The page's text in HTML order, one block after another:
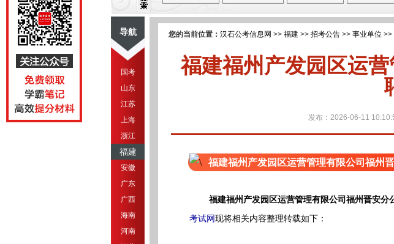
导航
国考
山东
江苏
上海
浙江
福建
安徽
广东
广西
海南
河南
您的当前位置： 汉石公考信息网 >> 福建 >> 招考公告 >> 事业单位 >>
福建福州产发园区运
发布：2026-06-11
福建福州产发园区运营管理有限公司福州
福建福州产发园区运营管理有限公司福州晋安分
考试网现将相关内容整理转载如下：